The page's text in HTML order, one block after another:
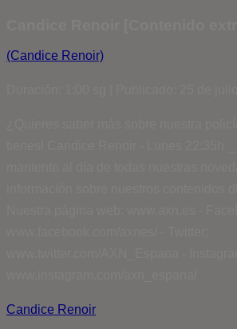
(Candice Renoir)
Candice Renoir